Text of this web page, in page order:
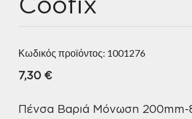
Κωδικός προϊόντος: 1001276
7,30 €
Πένσα Βαριά Μόνωση 200mm-